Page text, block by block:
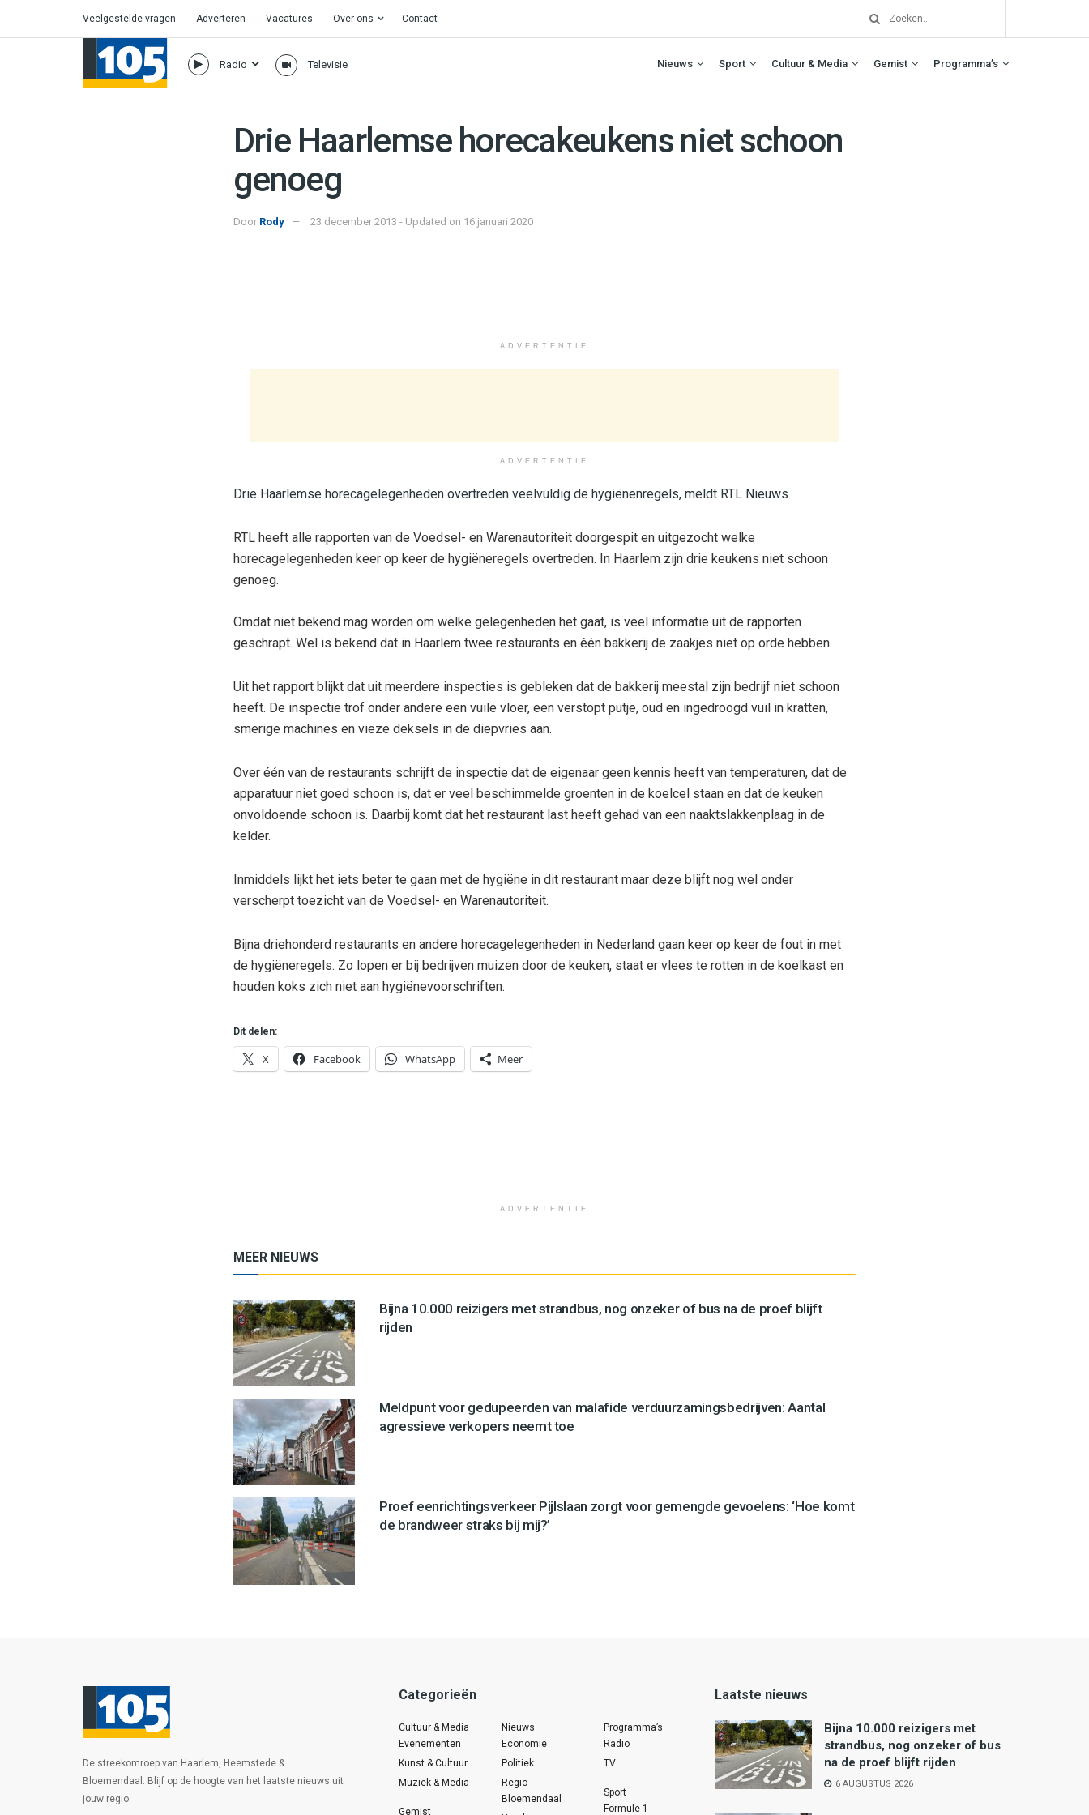
Veelgestelde vragen Adverteren Vacatures Over ons Contact
Radio Televisie Nieuws Sport Cultuur & Media Gemist Programma’s
Drie Haarlemse horecakeukens niet schoon
genoeg
Door Rody 23 december 2013 - Updated on 16 januari 2020
ADVERTENTIE
ADVERTENTIE
Drie Haarlemse horecagelegenheden overtreden veelvuldig de hygiënenregels, meldt RTL Nieuws.
RTL heeft alle rapporten van de Voedsel- en Warenautoriteit doorgespit en uitgezocht welke
horecagelegenheden keer op keer de hygiëneregels overtreden. In Haarlem zijn drie keukens niet schoon
genoeg.
Omdat niet bekend mag worden om welke gelegenheden het gaat, is veel informatie uit de rapporten
geschrapt. Wel is bekend dat in Haarlem twee restaurants en één bakkerij de zaakjes niet op orde hebben.
Uit het rapport blijkt dat uit meerdere inspecties is gebleken dat de bakkerij meestal zijn bedrijf niet schoon
heeft. De inspectie trof onder andere een vuile vloer, een verstopt putje, oud en ingedroogd vuil in kratten,
smerige machines en vieze deksels in de diepvries aan.
Over één van de restaurants schrijft de inspectie dat de eigenaar geen kennis heeft van temperaturen, dat de
apparatuur niet goed schoon is, dat er veel beschimmelde groenten in de koelcel staan en dat de keuken
onvoldoende schoon is. Daarbij komt dat het restaurant last heeft gehad van een naaktslakkenplaag in de
kelder.
Inmiddels lijkt het iets beter te gaan met de hygiëne in dit restaurant maar deze blijft nog wel onder
verscherpt toezicht van de Voedsel- en Warenautoriteit.
Bijna driehonderd restaurants en andere horecagelegenheden in Nederland gaan keer op keer de fout in met
de hygiëneregels. Zo lopen er bij bedrijven muizen door de keuken, staat er vlees te rotten in de koelkast en
houden koks zich niet aan hygiënevoorschriften.
Dit delen:
X Facebook WhatsApp Meer
ADVERTENTIE
MEER NIEUWS
Bijna 10.000 reizigers met strandbus, nog onzeker of bus na de proef blijft
rijden
Meldpunt voor gedupeerden van malafide verduurzamingsbedrijven: Aantal
agressieve verkopers neemt toe
Proef eenrichtingsverkeer Pijlslaan zorgt voor gemengde gevoelens: ‘Hoe komt
de brandweer straks bij mij?’
De streekomroep van Haarlem, Heemstede &
Bloemendaal. Blijf op de hoogte van het laatste nieuws uit
jouw regio.
Categorieën
Cultuur & Media
Evenementen
Kunst & Cultuur
Muziek & Media
Gemist
Nieuws
Economie
Politiek
Regio
Bloemendaal
Programma’s
Radio
TV
Sport
Formule 1
Laatste nieuws
Bijna 10.000 reizigers met
strandbus, nog onzeker of bus
na de proef blijft rijden
6 AUGUSTUS 2026